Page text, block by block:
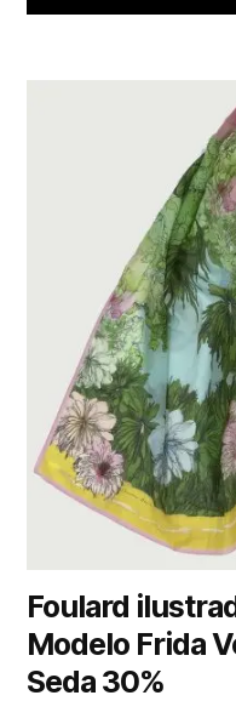
Foulard
Modelo Frida
Seda 30%